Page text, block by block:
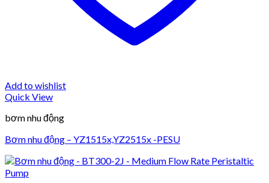
Add to wishlist
Quick View
bơm nhu động
Bơm nhu động – YZ1515x,YZ2515x -PESU